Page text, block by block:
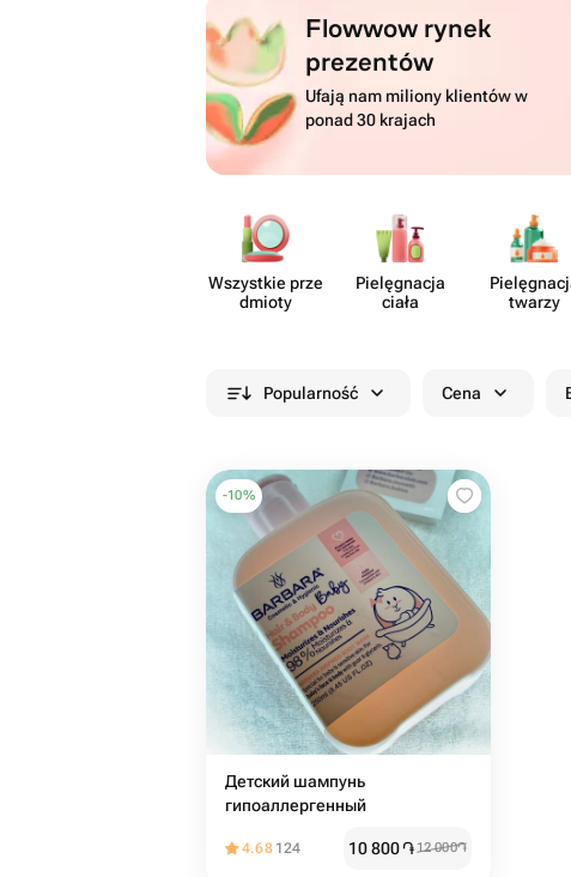
Flowwow rynek
prezentów
Ufają nam miliony klientów w
ponad 30 krajach
Wszystkie prze​
dmioty
Pielę​gnacja
ciała
twarzy
Popularność Cena
-10%
Детский шампунь
гипоаллергенный
4.68 124 10 800֏12 000֏